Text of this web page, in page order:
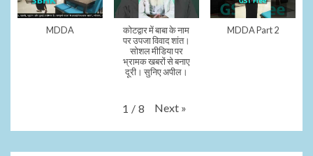
MDDA
कोटद्वार में बाबा के नाम
पर उपजा विवाद शांत।
सोशल मीडिया पर
भ्रामक खबरों से बनाए
दूरी। सुनिए अपील।
MDDA Part 2
1 / 8 Next »